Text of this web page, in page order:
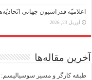
اعلامیّه فدراسیون جهانی
آوریل 23, 2026
آخرین مقاله‌ها
طبقه کارگر و مسیر سوسیالیسم: